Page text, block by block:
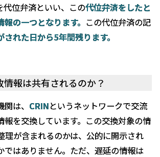
代位弁済といい、この代位弁済をしたと
の一つとなります。 この代位弁済の記
された日から5年間残ります。
報は共有されるのか？
は、 CRINというネットワークで交流
報を交換しています。この交換対象の情
理が含まれるのかは、公的に開示され
ではありません。ただ、遅延の情報は